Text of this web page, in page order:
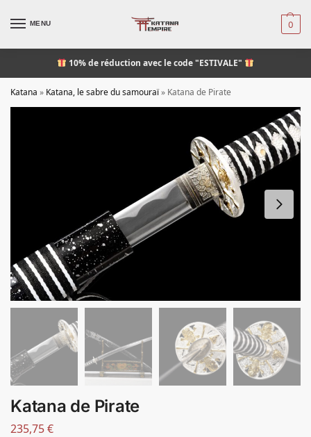
MENU 0
10% de réduction avec le code "ESTIVALE"
Katana » Katana, le sabre du samouraï» Katana de Pirate
Katana de Pirate
235,75€